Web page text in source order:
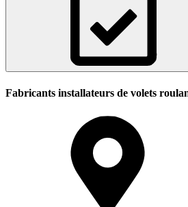
Fabricants installateurs de volets